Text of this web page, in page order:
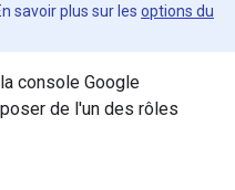
En savoir plus sur les options du
console Google
de l'un des rôles